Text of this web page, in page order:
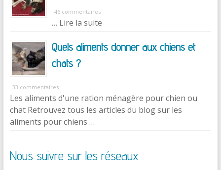
46 commentaires
… Lire la suite
Quels aliments donner aux chiens et
chats ?
33 commentaires
Les aliments d'une ration ménagère pour chien ou
chat Retrouvez tous les articles du blog sur les
aliments pour chiens …
Nous suivre sur les réseaux